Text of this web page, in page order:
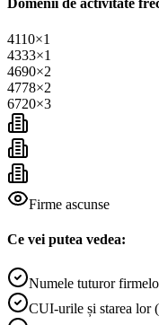
Domenii de activitate
4110×1
4333×1
4690×2
4778×2
6720×3
Firme ascunse
Ce vei putea vedea:
Numele tuturor
CUI-urile și starea lor